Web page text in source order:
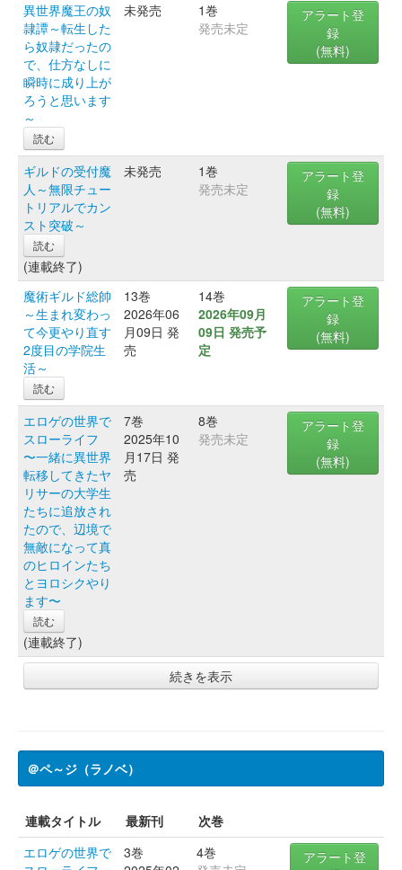
異世界魔王の奴
隷譚～転生した
ら奴隷だったの
で、仕方なしに
瞬時に成り上が
ろうと思います
～
読む
未発売
1巻
発売未定
アラート登
録
(無料)
ギルドの受付魔
人～無限チュー
トリアルでカン
スト突破～
読む
(連載終了)
未発売
1巻
発売未定
アラート登
録
(無料)
魔術ギルド総帥
～生まれ変わっ
て今更やり直す
2度目の学院生
活～
読む
13巻
2026年06
月09日 発
売
14巻
2026年09月
09日 発売予
定
アラート登
録
(無料)
エロゲの世界で
スローライフ
〜一緒に異世界
転移してきたヤ
リサーの大学生
たちに追放され
たので、辺境で
無敵になって真
のヒロインたち
とヨロシクやり
ます〜
読む
(連載終了)
7巻
2025年10
月17日 発
売
8巻
発売未定
アラート登
録
(無料)
続きを表示
＠ペ～ジ（ラノベ）
連載タイトル 最新刊
次巻
エロゲの世界で
3巻
4巻
アラート登